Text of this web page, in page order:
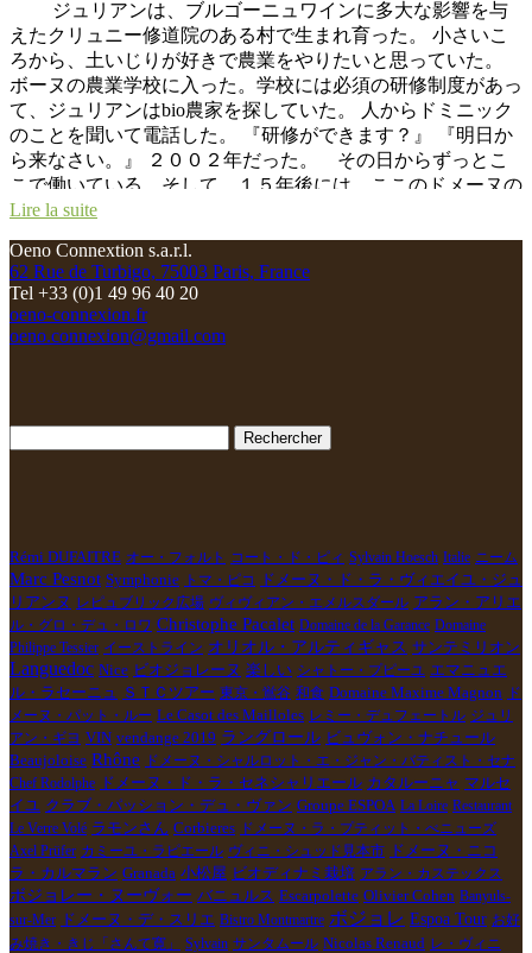
見られるようになった。日本では初リリースからEAST
LINEイーストライン社が 輸入している。大変、ヴァン・ナ
チュールらしい自然な果実味のワイン。
ジュリアンは、ブルゴーニュワインに多大な影響を与
えたクリュニー修道院のある村で生まれ育った。 小さいこ
ろから、土いじりが好きで農業をやりたいと思っていた。
ボーヌの農業学校に入った。学校には必須の研修制度があっ
て、ジュリアンはbio農家を探していた。 人からドミニック
のことを聞いて電話した。 『研修ができます？』 『明日か
ら来なさい。』 ２００２年だった。 その日からずっとこ
こで働いている。そして、１５年後には、ここのドメーヌの
社長になっていた。 ジュリアンは数年前に自分のドメーヌ
る。（SEXTANTとは羅針盤という意） つまり、ジュリアン
は二つの会社の社長になった。 シンプルで明るくて、優し
く、研究熱心な性格。畑仕事、土の仕事が好きでこの世界に
はいってきた。 ブルゴーニュのドメーヌによくありがち
アン・アルタベールが醸造した。 ジュリアンはラッキー
Lire la suite
Oeno Connextion s.a.r.l.
62 Rue de Turbigo, 75003 Paris, France
Tel +33 (0)1 49 96 40 20
oeno-connexion.fr
oeno.connexion@gmail.com
Rémi DUFAITRE オー・フォルト コート・ド・ピィ Sylvain Hoesch Italie ニーム
Marc Pesnot Symphonie トマ・ピコ
ドメーヌ・ド・ラ・ヴィエイユ・ジュ
リアンヌ レピュブリック広場 ヴィヴィアン・エメルスダール アラン・アリエ
ル・グロ・デュ・ロワ Christophe Pacalet Domaine de la Garance Domaine
Philippe Tessier イーストライン オリオル・アルティギャス サンテミリオン
Languedoc Nice ビオジョレーヌ 楽しい シャトー・プピーユ エマニュエ
ル・ラセーニュ
ＳＴＣツアー 東京・鴬谷 和食 Domaine Maxime Magnon
ド
メーヌ・パット・ルー Le Casot des Mailloles レミー・デュフェートル ジュリ
アン・ギヨ VIN vendange 2019 ラングロール ビュヴォン・ナチュール
Beaujoloise Rhône
ドメーヌ・シャルロット・エ・ジャン・バティスト・セナ
Chef Rodolphe ドメーヌ・ド・ラ・セネシャリエール カタルーニャ マルセ
イユ クラブ・パッション・デュ・ヴァン Groupe ESPOA La Loire Restaurant
Le Verre Volé ラモンさん Corbieres ドメーヌ・ラ・プティット・べニューズ
Axel Prüfer カミーユ・ラピエール ヴィニ・シュッド見本市 ドメーヌ・ニコ
ラ・カルマラン Granada 小松屋 ビオディナミ栽培 アラン・カステックス
ボジョレー・ヌーヴォー バニュルス Escarpolette Olivier Cohen Banyuls-
sur-Mer ドメーヌ・デ・スリエ Bistro Montmartre ボジョレ Espoa Tour お好
み焼き・きじ「さんて寛」
Sylvain サンタムール Nicolas Renaud レ・ヴィニ